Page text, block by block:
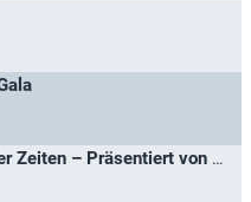
Die besten Hits aller Zeiten – Präsentiert von Bernhard Brink